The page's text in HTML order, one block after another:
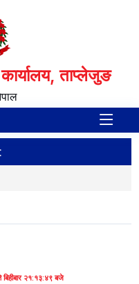
ताप्लेजुङ
२१:१३:४९ बजे